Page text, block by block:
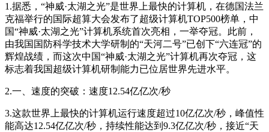
1.据悉，“神威·太湖之光”是世界上最快的计算机，在德国法兰
克福举行的国际超算大会发布了超级计算机TOP500榜单，中
国“神威·太湖之光”计算机系统首次亮相，一举夺冠。此前，
由我国国防科学技术大学研制的“天河二号”已创下“六连冠”的
辉煌战绩，而这次中国“神威·太湖之光”计算机再次夺冠，这
标志着我国超级计算机研制能力已位居世界先进水平。
2.一、速度的突破：速度12.54亿亿次/秒
3.这款世界上最快的计算机运行速度超过10亿亿次/秒，峰值性
能高达12.54亿亿次/秒，持续性能达到9.3亿亿次/秒，接近“天